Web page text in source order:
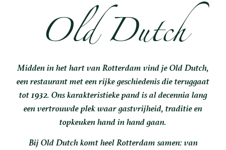
Old Dutch
Midden in het hart van Rotterdam vind je Old Dutch,
een restaurant met een rijke geschiedenis die teruggaat
tot 1932. Ons karakteristieke pand is al decennia lang
een vertrouwde plek waar gastvrijheid, traditie en
topkeuken hand in hand gaan.
Bij Old Dutch komt heel Rotterdam samen: van